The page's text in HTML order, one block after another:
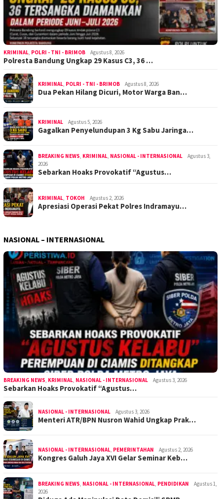
KRIMINAL POLRI - TNI - BRIMOB Agustus 8, 2026
Polresta Bandung Ungkap 29 Kasus C3, 36 …
KRIMINAL POLRI - TNI - BRIMOB Agustus 8, 2026
Dua Pekan Hilang Dicuri, Motor Warga Ban…
KRIMINAL Agustus 5, 2026
Gagalkan Penyelundupan 3 Kg Sabu Jaringa…
BREAKING NEWS KRIMINAL NASIONAL - INTERNASIONAL
Agustus 3,
2026
Sebarkan Hoaks Provokatif “Agustus…
KRIMINAL TOKOH Agustus 2, 2026
Apresiasi Operasi Pekat Polres Indramayu…
NASIONAL – INTERNASIONAL
BREAKING NEWS KRIMINAL NASIONAL - INTERNASIONAL Agustus 3, 2026
Sebarkan Hoaks Provokatif “Agustus…
NASIONAL - INTERNASIONAL Agustus 3, 2026
Menteri ATR/BPN Nusron Wahid Ungkap Prak…
NASIONAL - INTERNASIONAL PEMERINTAHAN Agustus 2, 2026
Kongres Galuh Jaya XVI Gelar Seminar Keb…
BREAKING NEWS NASIONAL - INTERNASIONAL PENDIDIKAN
Agustus 1,
2026